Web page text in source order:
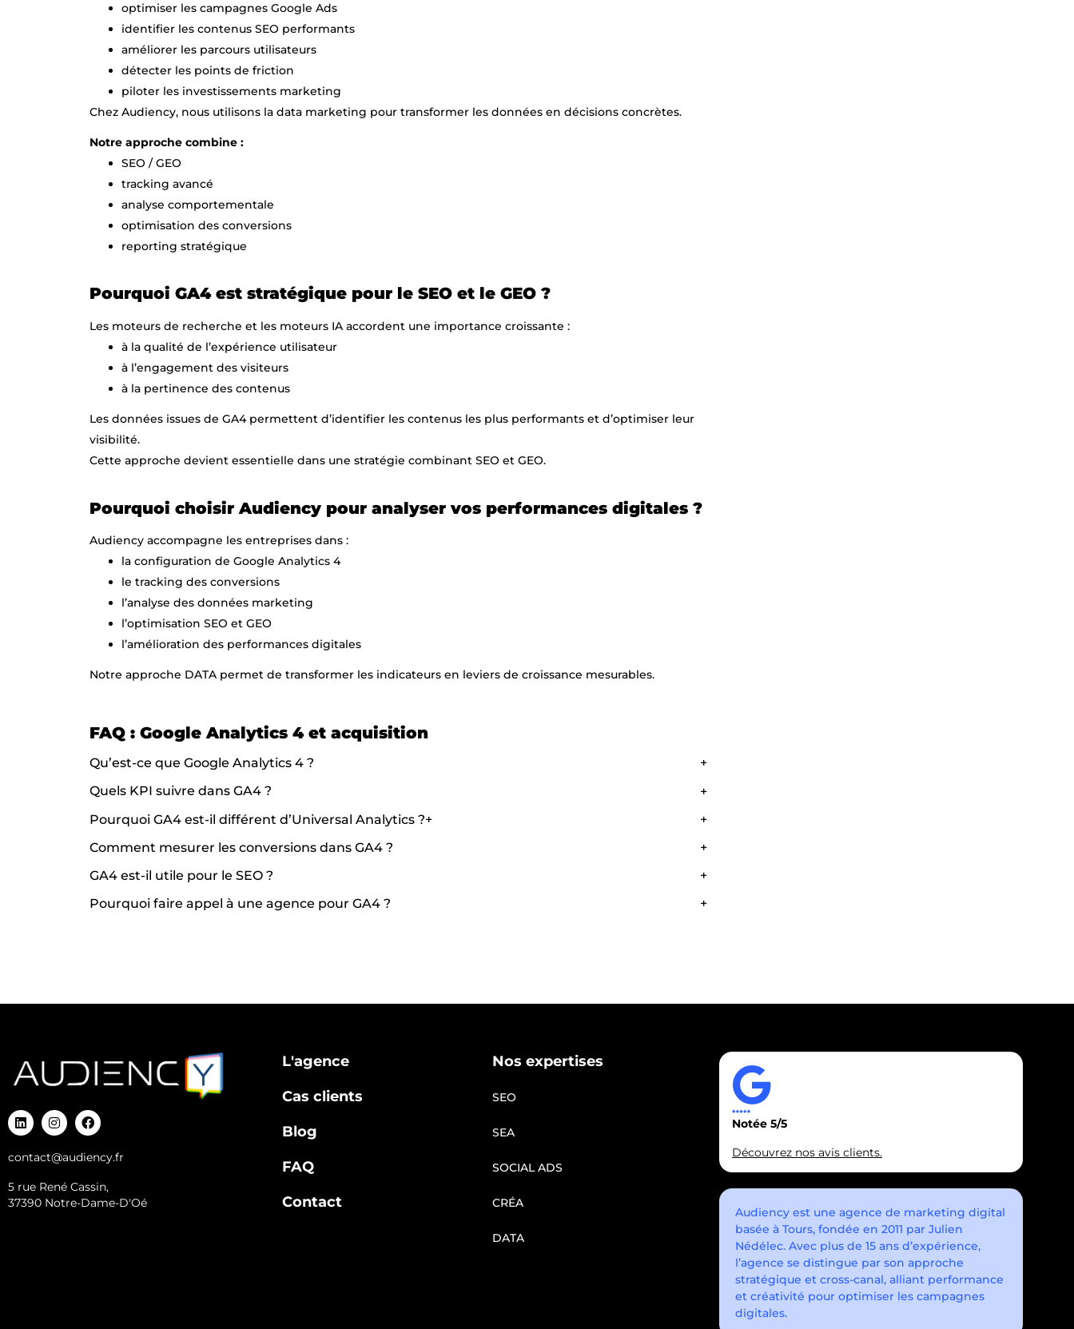
optimiser les campagnes Google Ads
identifier les contenus SEO performants
améliorer les parcours utilisateurs
détecter les points de friction
piloter les investissements marketing
Chez Audiency, nous utilisons la data marketing pour transformer les données en décisions concrètes.
Notre approche combine :
SEO / GEO
tracking avancé
analyse comportementale
optimisation des conversions
reporting stratégique
Pourquoi GA4 est stratégique pour le SEO et le GEO ?
Les moteurs de recherche et les moteurs IA accordent une importance croissante :
à la qualité de l’expérience utilisateur
à l’engagement des visiteurs
à la pertinence des contenus
Les données issues de GA4 permettent d’identifier les contenus les plus performants et d’optimiser leur
visibilité.
Cette approche devient essentielle dans une stratégie combinant SEO et GEO.
Pourquoi choisir Audiency pour analyser vos performances digitales ?
Audiency accompagne les entreprises dans :
la configuration de Google Analytics 4
le tracking des conversions
l’analyse des données marketing
l’optimisation SEO et GEO
l’amélioration des performances digitales
Notre approche DATA permet de transformer les indicateurs en leviers de croissance mesurables.
FAQ : Google Analytics 4 et acquisition
Qu’est-ce que Google Analytics 4 ?
+
Quels KPI suivre dans GA4 ?
+
Pourquoi GA4 est-il différent d’Universal Analytics ?+
+
Comment mesurer les conversions dans GA4 ?
+
GA4 est-il utile pour le SEO ?
+
Pourquoi faire appel à une agence pour GA4 ?
+
contact@audiency.fr
5 rue René Cassin,
37390 Notre-Dame-D'Oé
L'agence
Cas clients
Blog
FAQ
Contact
Nos expertises
SEO
SEA
SOCIAL ADS
CRÉA
DATA
Notée 5/5
Découvrez nos avis clients.
Audiency est une agence de marketing digital
basée à Tours, fondée en 2011 par Julien
Nédélec. Avec plus de 15 ans d’expérience,
l’agence se distingue par son approche
stratégique et cross-canal, alliant performance
et créativité pour optimiser les campagnes
digitales.